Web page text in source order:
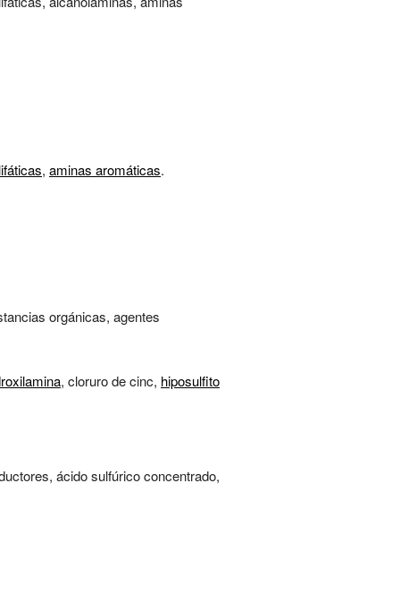
, aminas aromáticas.
orgánicas, agentes
, cloruro de cinc, hiposulfito
ácido sulfúrico concentrado,